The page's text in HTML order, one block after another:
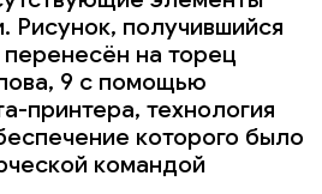
с вами
к какому
прийти
из нас может
продолжит
мира».